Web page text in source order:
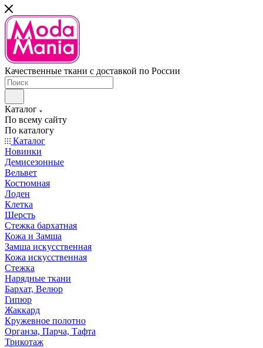
Качественные ткани с доставкой по России
Каталог
По всему сайту
По каталогу
Каталог
Новинки
Демисезонные
Вельвет
Костюмная
Лоден
Клетка
Шерсть
Стежка бархатная
Кожа и Замша
Замша искусственная
Кожа искусственная
Стежка
Нарядные ткани
Бархат, Велюр
Гипюр
Жаккард
Кружевное полотно
Органза, Парча, Тафта
Трикотаж